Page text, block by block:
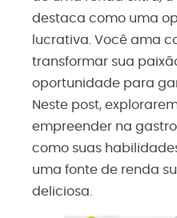
destaca como uma
lucrativa. Você ama
transformar sua
oportunidade para
Neste post,
empreender na
como suas
uma fonte de renda
deliciosa.